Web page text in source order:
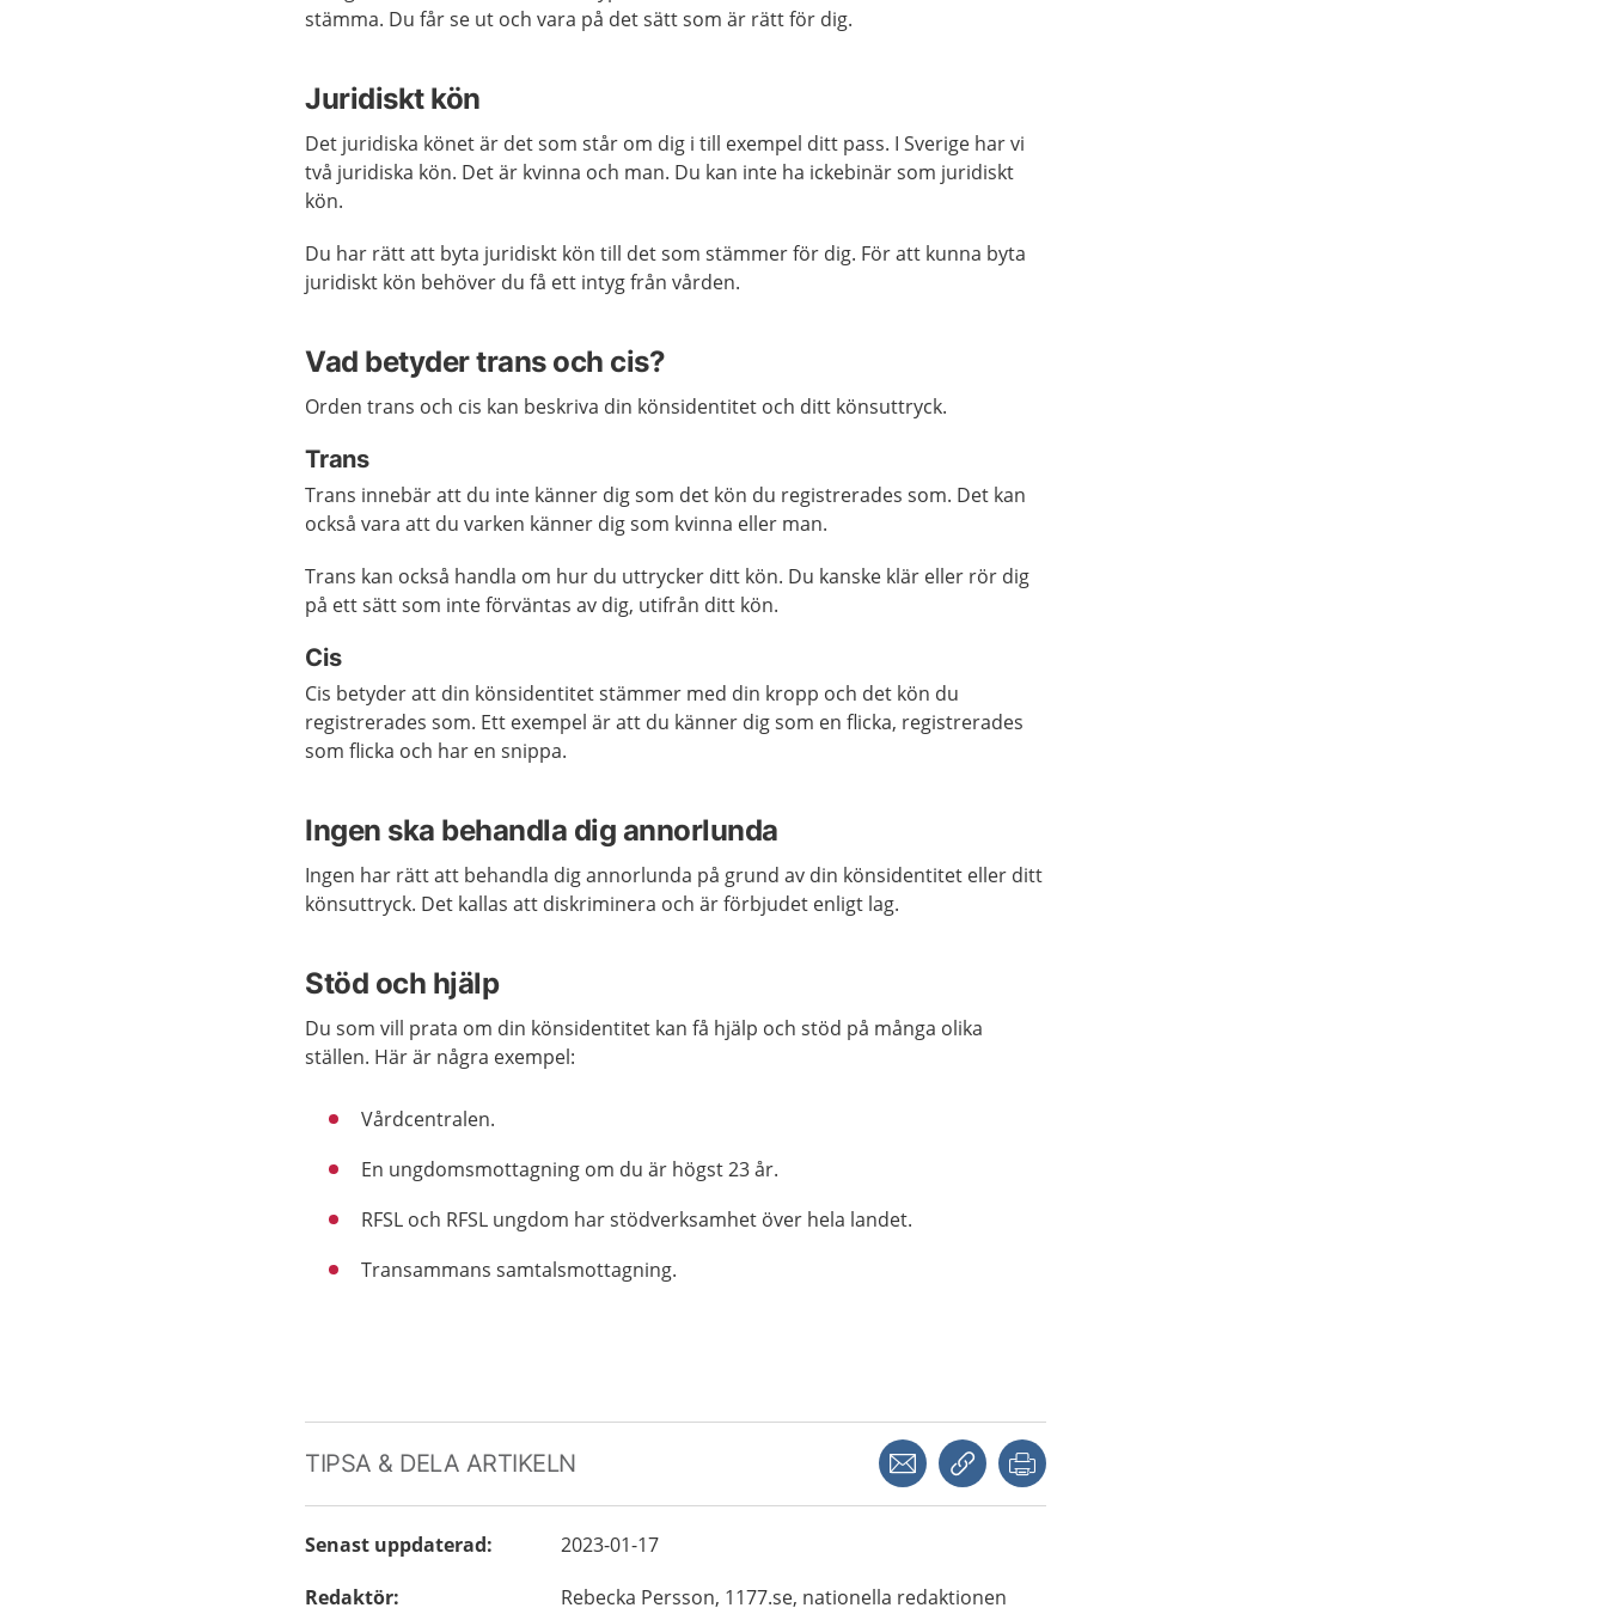
stämma. Du får se ut och vara på det sätt som är rätt för dig.
Juridiskt kön
Det juridiska könet är det som står om dig i till exempel ditt pass. I Sverige har vi
två juridiska kön. Det är kvinna och man. Du kan inte ha ickebinär som juridiskt
kön.
Du har rätt att byta juridiskt kön till det som stämmer för dig. För att kunna byta
juridiskt kön behöver du få ett intyg från vården.
Vad betyder trans och cis?
Orden trans och cis kan beskriva din könsidentitet och ditt könsuttryck.
Trans
Trans innebär att du inte känner dig som det kön du registrerades som. Det kan
också vara att du varken känner dig som kvinna eller man.
Trans kan också handla om hur du uttrycker ditt kön. Du kanske klär eller rör dig
på ett sätt som inte förväntas av dig, utifrån ditt kön.
Cis
Cis betyder att din könsidentitet stämmer med din kropp och det kön du
registrerades som. Ett exempel är att du känner dig som en flicka, registrerades
som flicka och har en snippa.
Ingen ska behandla dig annorlunda
Ingen har rätt att behandla dig annorlunda på grund av din könsidentitet eller ditt
könsuttryck. Det kallas att diskriminera och är förbjudet enligt lag.
Stöd och hjälp
Du som vill prata om din könsidentitet kan få hjälp och stöd på många olika
ställen. Här är några exempel:
Vårdcentralen.
En ungdomsmottagning om du är högst 23 år.
RFSL och RFSL ungdom har stödverksamhet över hela landet.
Transammans samtalsmottagning.
TIPSA & DELA ARTIKELN Dela via mejlKopiera länk
Senast uppdaterad:
2023-01-17
Redaktör: Rebecka Persson, 1177.se, nationella redaktionen